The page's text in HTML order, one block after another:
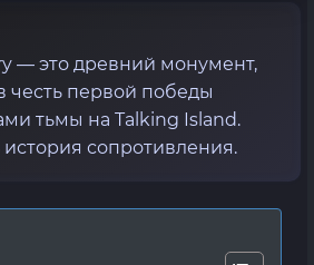
— это древний монумент,
честь первой победы
тьмы на Talking Island.
история сопротивления.